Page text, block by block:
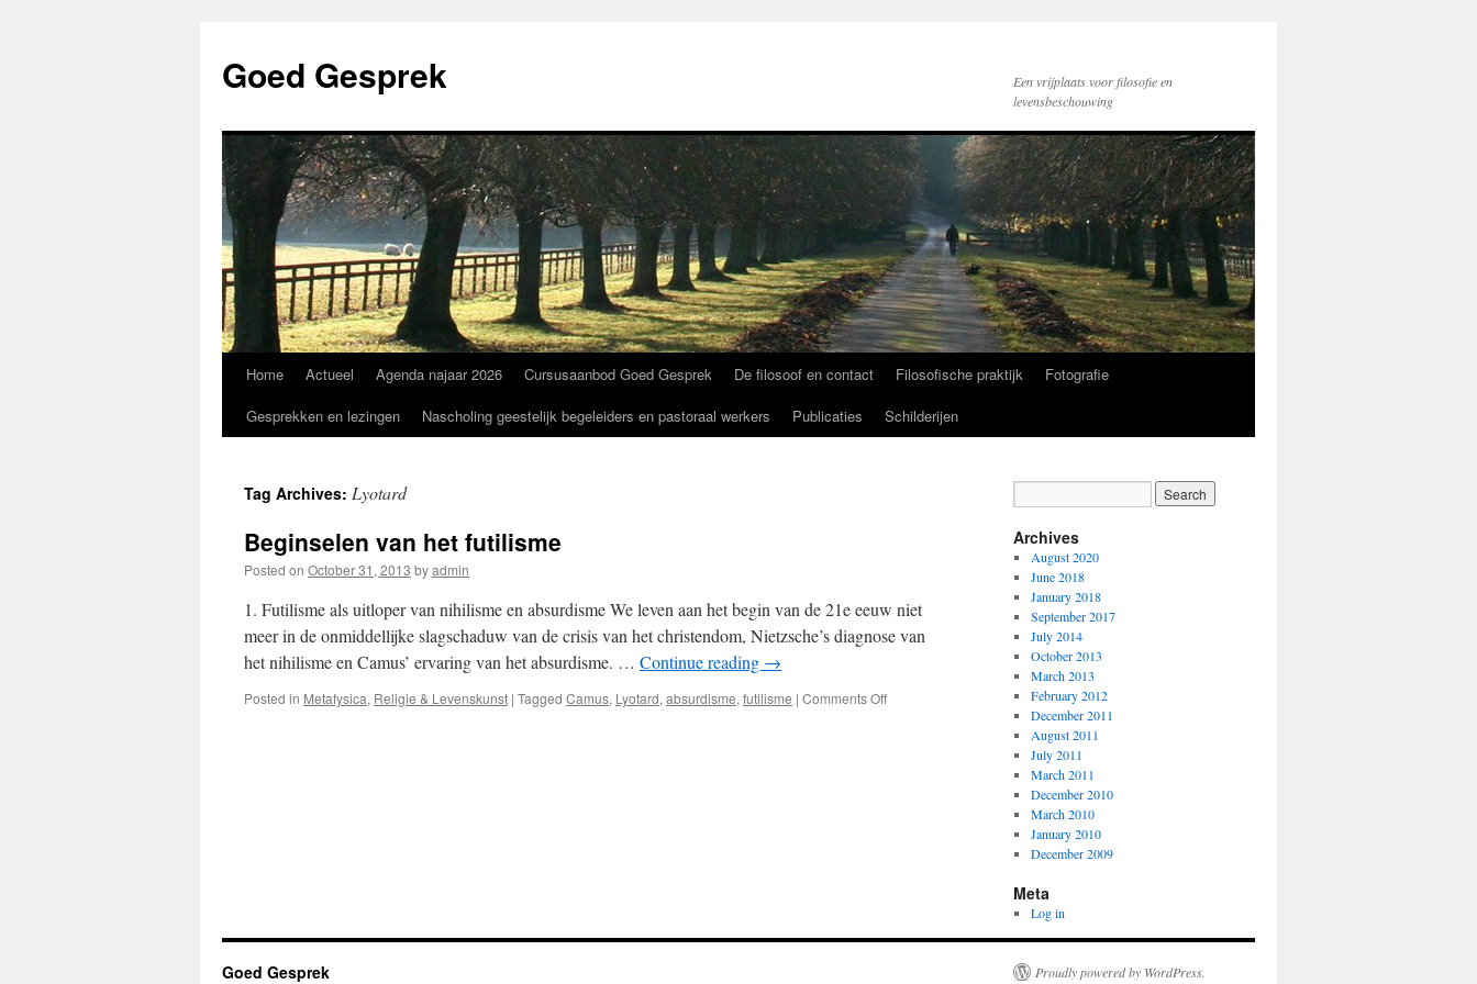
content
Goed Gesprek
Een vrijplaats voor filosofie en
levensbeschouwing
Home Actueel Agenda najaar 2026 Cursusaanbod Goed Gesprek De filosoof en contact Filosofische praktijk
Fotografie
Gesprekken en lezingen
Nascholing geestelijk begeleiders en pastoraal werkers Publicaties Schilderijen
Tag Archives: Lyotard
Beginselen van het futilisme
Posted on October 31, 2013 byadmin
1. Futilisme als uitloper van nihilisme en absurdisme We leven aan het begin van de 21e eeuw niet
meer in de onmiddellijke slagschaduw van de crisis van het christendom, Nietzsche’s diagnose van
het nihilisme en Camus’ ervaring van het absurdisme. … Continue reading →
Posted in Metafysica, Religie & Levenskunst | Tagged Camus, Lyotard, absurdisme, futilisme | Comments Offon
Archives
August 2020
June 2018
January 2018
September 2017
July 2014
October 2013
March 2013
February 2012
December 2011
August 2011
July 2011
March 2011
December 2010
March 2010
January 2010
December 2009
Meta
Log in
Goed Gesprek Proudly powered by WordPress.